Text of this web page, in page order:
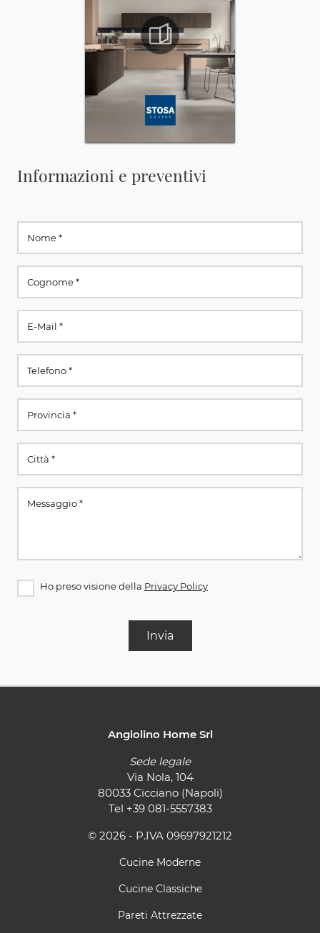
Informazioni e preventivi
Ho preso visione della Privacy Policy
Invia
Angiolino Home Srl
Sede legale
Via Nola, 104
80033 Cicciano (Napoli)
Tel +39 081-5557383
© 2026 - P.IVA 09697921212
Cucine Moderne
Cucine Classiche
Pareti Attrezzate